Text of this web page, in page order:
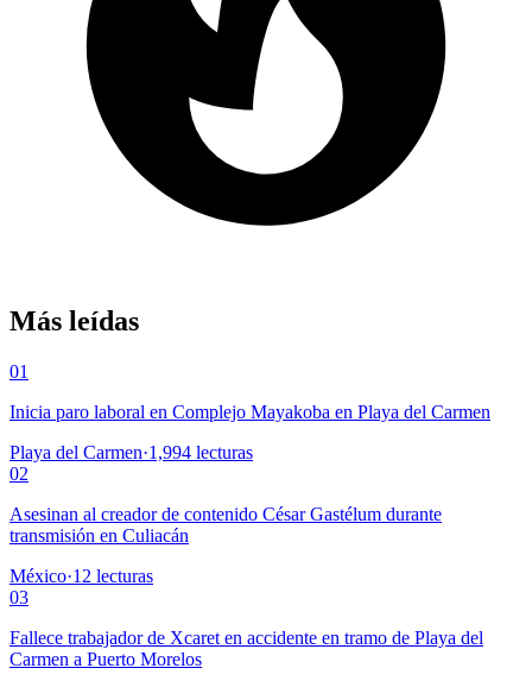
Más leídas
01
Inicia paro laboral en Complejo Mayakoba en Playa del Carmen
Playa del Carmen·1,994 lecturas
02
Asesinan al creador de contenido César Gastélum durante
transmisión en Culiacán
México·12 lecturas
03
Fallece trabajador de Xcaret en accidente en tramo de Playa del
Carmen a Puerto Morelos